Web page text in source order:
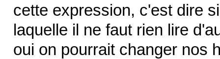
cette expression, c'est dire
laquelle il ne faut rien lire
oui on pourrait changer nos